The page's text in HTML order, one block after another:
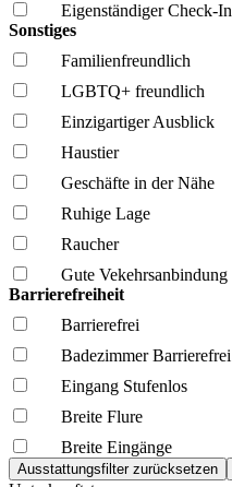
Eigenständiger Check-In
Sonstiges
Familien­freundlich
LGBTQ+ freundlich
Einzigartiger Ausblick
Haustier
Geschäfte in der Nähe
Ruhige Lage
Raucher
Gute Vekehrsanbindung
Barrierefreiheit
Barrierefrei
Badezimmer Barrierefrei
Eingang Stufenlos
Breite Flure
Breite Eingänge